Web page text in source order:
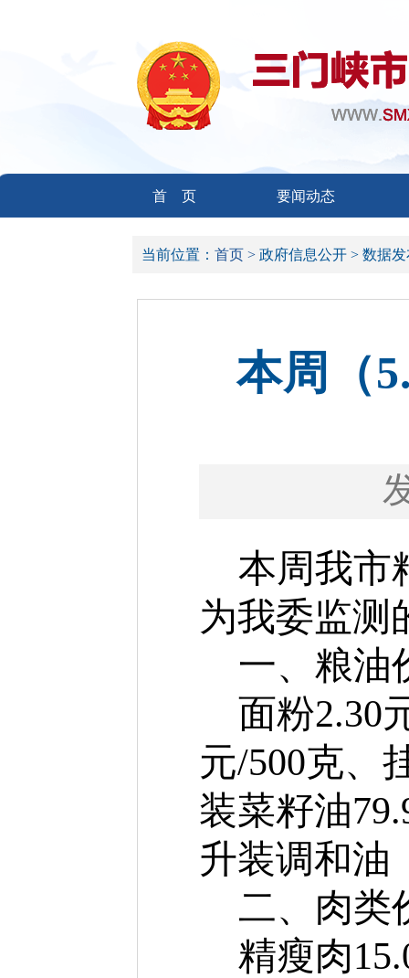
首 页 要闻动态
当前位置： 首页 > 政府信息公开 > 数据
本周（
本周我市
为我委监测
一、粮油
面粉2.30
元/500克、
装菜籽油
升装调和油
二、肉类
精瘦肉15.